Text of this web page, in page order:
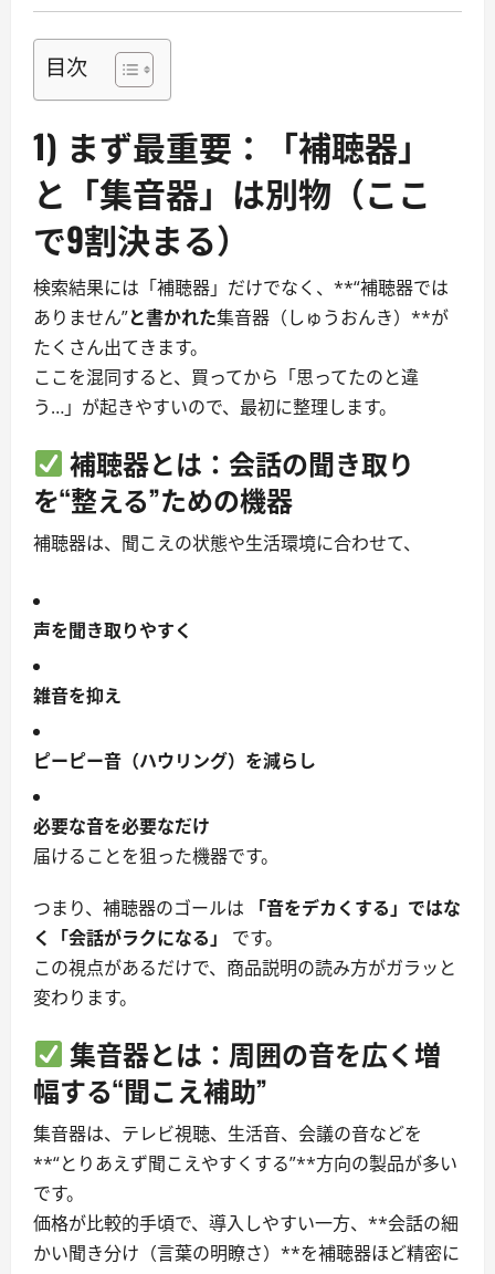
目次
1) まず最重要：
「補聴器」
と「集音器」は別物 （ここ
で9割決まる）
検索結果には「補聴器」だけでなく、**“補聴器では
ありません”と書かれた集音器（しゅうおんき）**が
たくさん出てきます。
ここを混同すると、買ってから「思ってたのと違
う…」が起きやすいので、最初に整理します。
補聴器とは： 会話の聞き取り
を“整える”ための機器
補聴器は、聞こえの状態や生活環境に合わせて、
声を聞き取りやすく
雑音を抑え
ピーピー音（ハウリング）を減らし
必要な音を必要なだけ
届けることを狙った機器です。
つまり、補聴器のゴールは
「音をデカくする」ではな
く「会話がラクになる」
です。
この視点があるだけで、商品説明の読み方がガラッと
変わります。
集音器とは： 周囲の音を広く増
幅する“聞こえ補助”
集音器は、テレビ視聴、生活音、会議の音などを
**“とりあえず聞こえやすくする”**方向の製品が多い
です。
価格が比較的手頃で、導入しやすい一方、**会話の細
かい聞き分け（言葉の明瞭さ）**を補聴器ほど精密に